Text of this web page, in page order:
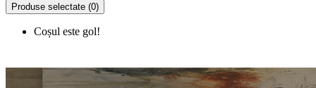
Produse selectate (0)
Coșul este gol!